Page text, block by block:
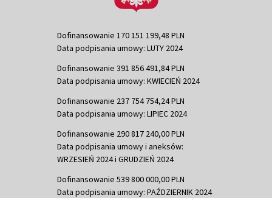
Dofinansowanie 170 151 199,48 PLN
Data podpisania umowy: LUTY 2024
Dofinansowanie 391 856 491,84 PLN
Data podpisania umowy: KWIECIEŃ 2024
Dofinansowanie 237 754 754,24 PLN
Data podpisania umowy: LIPIEC 2024
Dofinansowanie 290 817 240,00 PLN
Data podpisania umowy i aneksów:
WRZESIEŃ 2024 i GRUDZIEŃ 2024
Dofinansowanie 539 800 000,00 PLN
Data podpisania umowy: PAŹDZIERNIK 2024